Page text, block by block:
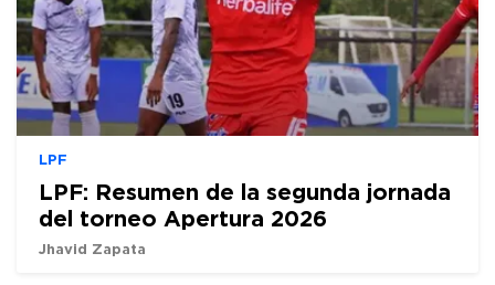
LPF
LPF: Resumen de la segunda jornada
del torneo Apertura 2026
Jhavid Zapata